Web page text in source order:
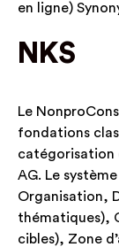
en ligne)
NKS
Le
fondations
catégorisation
AG. Le
Organisation,
thématiques),
cibles), Zone